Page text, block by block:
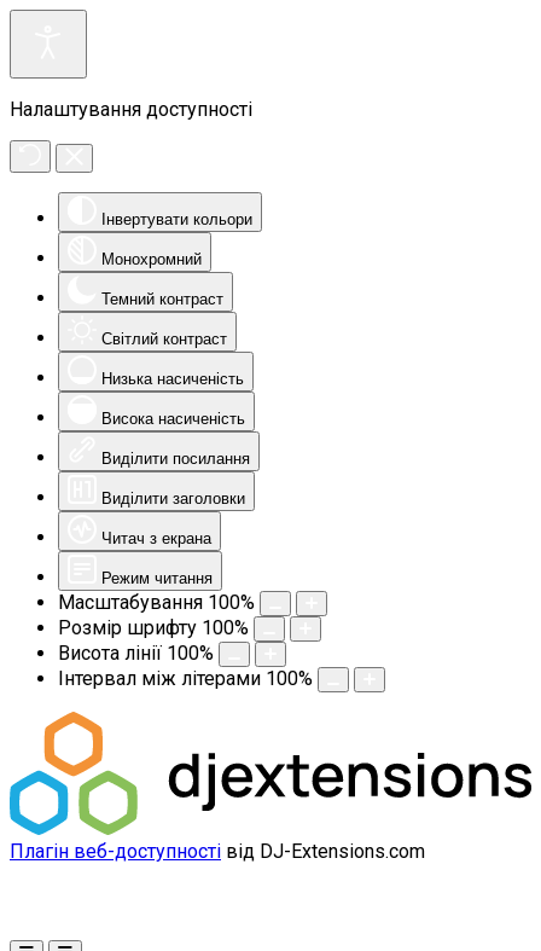
Налаштування доступності
Інвертувати кольори
Монохромний
Темний контраст
Світлий контраст
Низька насиченість
Висока насиченість
Виділити посилання
Виділити заголовки
Читач з екрана
Режим читання
Масштабування 100%
Розмір шрифту 100%
Висота лінії 100%
Інтервал між літерами 100%
Плагін веб-доступності від DJ-Extensions.com